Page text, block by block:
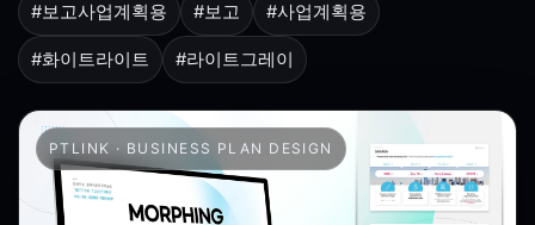
#보고사업계획용 #보고 #사업계획용
#화이트라이트 #라이트그레이
PTLINK · BUSINESS PLAN DESIGN